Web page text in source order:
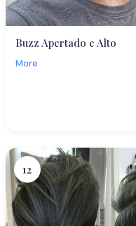
Buzz Apertado e Alto
More
12